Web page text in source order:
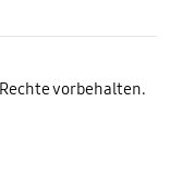
vorbehalten.